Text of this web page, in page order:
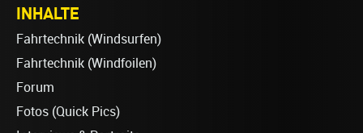
INHALTE
Fahrtechnik (Windsurfen)
Fahrtechnik (Windfoilen)
Forum
Fotos (Quick Pics)